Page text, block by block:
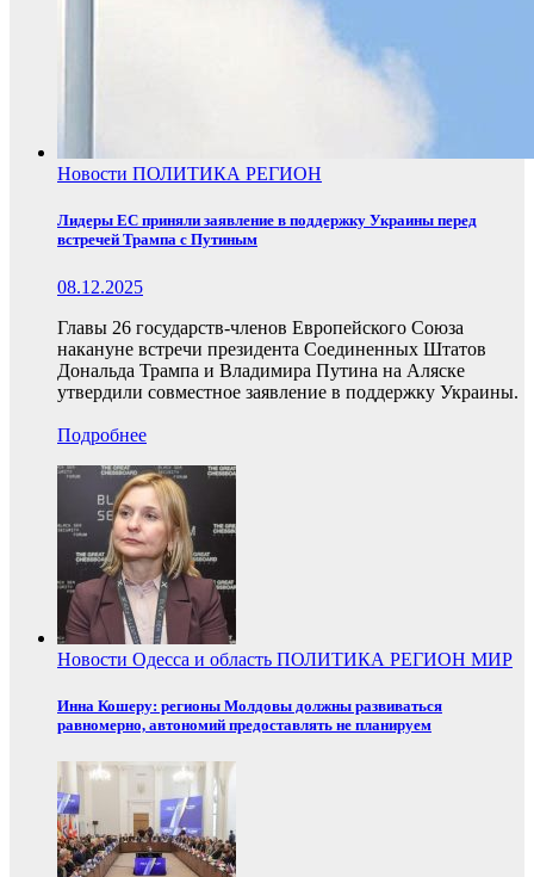
Новости ПОЛИТИКА РЕГИОН
Лидеры ЕС приняли заявление в поддержку Украины перед
встречей Трампа с Путиным
08.12.2025
Главы 26 государств-членов Европейского Союза
накануне встречи президента Соединенных Штатов
Дональда Трампа и Владимира Путина на Аляске
утвердили совместное заявление в поддержку Украины.
Подробнее
Новости Одесса и область ПОЛИТИКА РЕГИОН МИР
Инна Кошеру: регионы Молдовы должны развиваться
равномерно, автономий предоставлять не планируем